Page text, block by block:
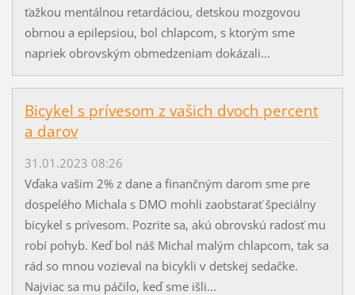
ťažkou mentálnou retardáciou, detskou mozgovou
obrnou a epilepsiou, bol chlapcom, s ktorým sme
napriek obrovským obmedzeniam dokázali...
Bicykel s prívesom z vašich dvoch percent
a darov
31.01.2023 08:26
Vďaka vašim 2% z dane a finančným darom sme pre
dospelého Michala s DMO mohli zaobstarať špeciálny
bicykel s prívesom. Pozrite sa, akú obrovskú radosť mu
robí pohyb. Keď bol náš Michal malým chlapcom, tak sa
rád so mnou vozieval na bicykli v detskej sedačke.
Najviac sa mu páčilo, keď sme išli...